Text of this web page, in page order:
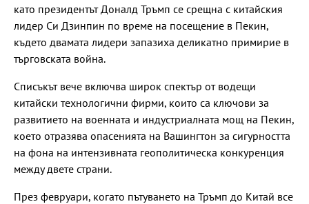
като президентът Доналд Тръмп се срещна с китайския
лидер Си Дзинпин по време на посещение в Пекин,
където двамата лидери запазиха деликатно примирие в
търговската война.
Списъкът вече включва широк спектър от водещи
китайски технологични фирми, които са ключови за
развитието на военната и индустриалната мощ на Пекин,
което отразява опасенията на Вашингтон за сигурността
на фона на интензивната геополитическа конкуренция
между двете страни.
През февруари, когато пътуването на Тръмп до Китай все